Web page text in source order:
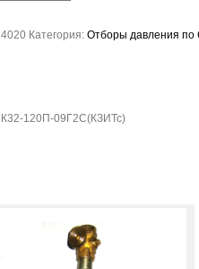
Категория: Отборы давления по
120П-09Г2С(КЗИТс)